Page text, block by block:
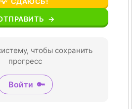
→
чтобы сохранить
прогресс
Войти 🔑